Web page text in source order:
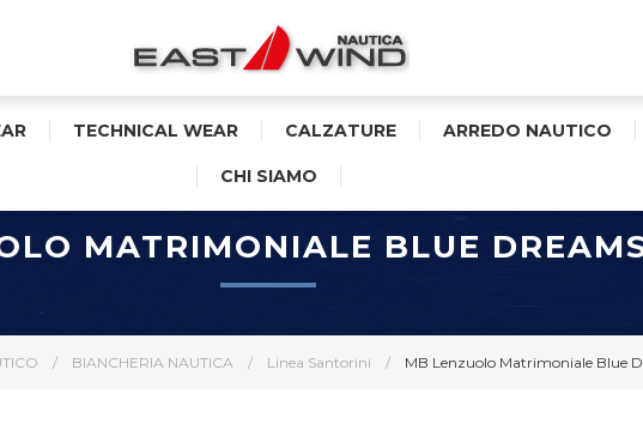
TECHNICAL WEAR CALZATURE ARREDO NAUTICO
CHI SIAMO
/ BIANCHERIA NAUTICA / Linea Santorini / MB Lenzuolo Matrimoniale Blue
MATRIMONIALE BLUE